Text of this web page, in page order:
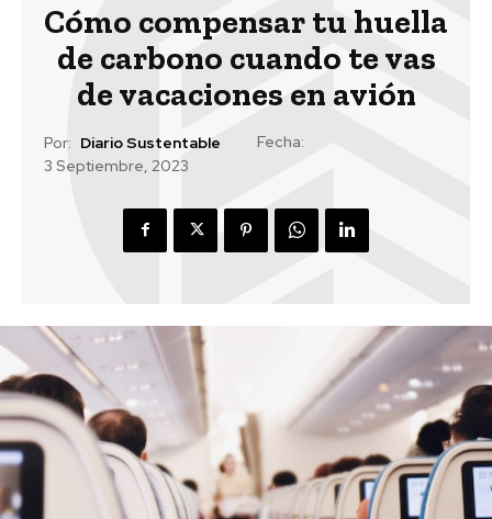
Cómo compensar tu huella
de carbono cuando te vas
de vacaciones en avión
Por: Diario Sustentable
Fecha:
3 Septiembre, 2023